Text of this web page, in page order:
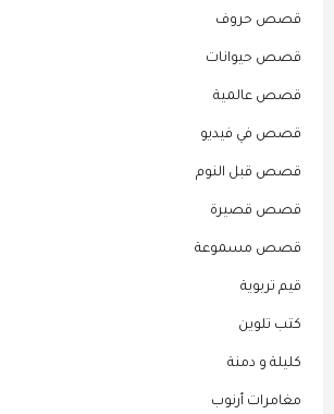
قصص حروف
قصص حيوانات
قصص عالمية
قصص في فيديو
قصص قبل النوم
قصص قصيرة
قصص مسموعة
قيم تربوية
كتب تلوين
كليلة و دمنة
مغامرات أرنوب